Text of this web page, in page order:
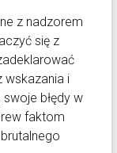
z nadzorem
się z
wskazania i
błędy w
faktom